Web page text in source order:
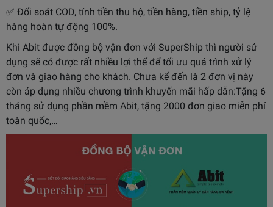
✅ Đối soát COD, tính tiền thu hộ, tiền hàng, tiền ship, tỷ lệ
hàng hoàn tự động 100%.
Khi Abit được đồng bộ vận đơn với SuperShip thì người sử
dụng sẽ có được rất nhiều lợi thế để tối ưu quá trình xử lý
đơn và giao hàng cho khách. Chưa kể đến là 2 đơn vị này
còn áp dụng nhiều chương trình khuyến mãi hấp dẫn:Tặng 6
tháng sử dụng phần mềm Abit, tặng 2000 đơn giao miễn phí
toàn quốc,…